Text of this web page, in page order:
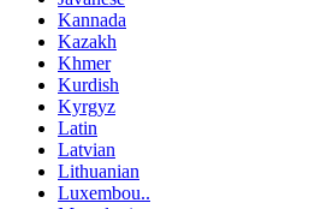
Kannada
Kazakh
Khmer
Kurdish
Kyrgyz
Latin
Latvian
Lithuanian
Luxembou..